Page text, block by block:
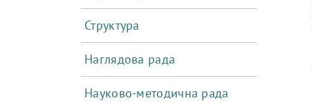
Структура
Наглядова рада
Науково-методична рада